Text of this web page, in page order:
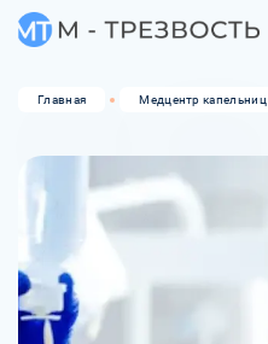
Главная Медцентр капельниц